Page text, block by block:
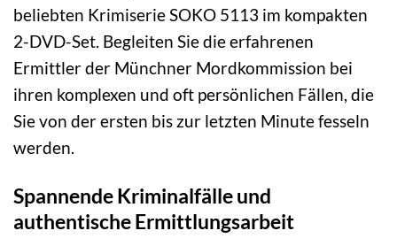
beliebten Krimiserie SOKO 5113 im kompakten
2-DVD-Set. Begleiten Sie die erfahrenen
Ermittler der Münchner Mordkommission bei
ihren komplexen und oft persönlichen Fällen, die
Sie von der ersten bis zur letzten Minute fesseln
werden.
Spannende Kriminalfälle und
authentische Ermittlungsarbeit